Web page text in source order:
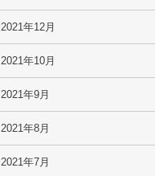
2021年12月
2021年10月
2021年9月
2021年8月
2021年7月